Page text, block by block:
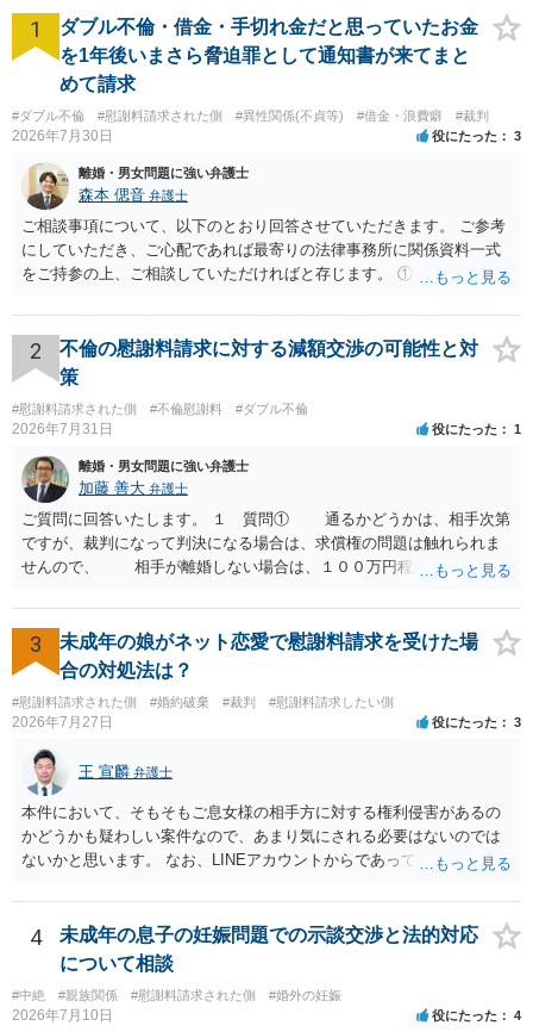
1
ダブル不倫・借金・手切れ金だと思っていたお金
を1年後いまさら脅迫罪として通知書が来てまと
めて請求
#ダブル不倫 #慰謝料請求された側 #異性関係(不貞等) #借金・浪費癖 #裁判
2026年7月30日 役にたった 3
離婚・男女問題に強い弁護士
森本 偲音 弁護士
ご相談事項について、以下のとおり回答させていただきます。 ご参考
にしていただき、ご心配であれば最寄りの法律事務所に関係資料一式
をご持参の上、ご相談していただければと存じます。 ① このLINEの
される可能性はあるのか ⇒LINEを含む１００万円の貸付に至るまでの
やり取り等の経緯、誓約書の内容等を踏まえて、関係を清算するため
の 金銭であったと評価される可能性はあると考えます。 ② 「今後一
切関与しないなら100万円振り込む」というLINEや誓約書は、裁判上
どの程度証拠価値があるのか ⇒前後のやり取りや誓約書の具体的内容
を見ない限り、具体的な判断はできませんが、一定の証拠価値はある
と考えます。 ③ 借用書があっても、後から100万円を貸付扱いに変更
することは認められるのか。 ⇒おそらく１００万円は不当利得（受け
取る正当な権利がないのに利益を取得した）として返還請求されてい
るものかと推察しますので、 貸金返還ではないかと存じます。 ④ 私
は現在、収入も不安定で貯金もなくリボ払い借金が既に約100万あり。
今年に再婚したが主人はお金に厳しい為、一括で220万円を支払う事は
困難 仮に裁判で敗訴した場合でも、分割払いになる可能性はあります
か。 ⇒判決となり敗訴してしまった場合は、強制執行により不動産等
の財産を差し押さえられ、そこから債権回収が図られることになりま
すが、 和解であれば柔軟な解決が可能ですので、その場合は分割払
いにより支払うことも十分可能です。 ⑤ このような事情であれば、私
は120万円のみ和解交渉を続けるべきでしょうか。 ⇒ご相談者様の認
識を前提にすれば、１００万円も含めて返済する必要はないと考えら
れるため、 120万円のみについて交渉を続けることがベターかと存じ
ます。
2
不倫の慰謝料請求に対する減額交渉の可能性と対
策
#慰謝料請求された側 #不倫慰謝料 #ダブル不倫
2026年7月31日 役にたった 1
離婚・男女問題に強い弁護士
加藤 善大 弁護士
ご質問に回答いたします。 １ 質問① 通るかどうかは、相手次第
ですが、裁判になって判決になる場合は、求償権の問題は触れられま
せんので、 相手が離婚しない場合は、１００万円程度となる可能
するデメリットはありますから（経済的、時間的、精神的負担等）、
反対にご自身が、裁判も辞さずという姿勢を示すことで、プラス
に働く可能性は有り得ます。 交渉で解決する多くの場合は、相手
が弁護士に依頼しているケースで、５０万円以下で合意できる場合は
稀であると思います。 通常は、６０万円から８０万円程度になる
ことが多いというのが私の印象です。 ２ 質問② ご記載の内容が
減額を進めるうえでの交渉材料かと思います。 なお、ご自身が離
婚しないことは、交渉材料にはならないかと思いますので、ご注意く
ださい。 また、相手夫婦の婚姻関係が既に破綻していたことや、
相手女性が結婚しているとは知らなかったと主張することもあります
が、 ケースバイケースですので、ご自身の場合にそれらの主張が
できるかはよくお考え下さい。 ３ 質問③ 違約金を５０万円とす
る旨の交渉をすることが妥当かどうかという基準はありません。
公序良俗に反するような金額では、その条項自体が無効になり得ます
が、 ２００万円でも、５０万円でも、公序良俗に反するほど高額
とはいえないと考えますので、 結局は、妥当かどうかというより
も、ご自身が納得できるかどうかという基準でお考えいただくといい
と思います。 そのうえで、合意できるかは、相手も納得できるか
3
未成年の娘がネット恋愛で慰謝料請求を受けた場
合の対処法は？
#慰謝料請求された側 #婚約破棄 #裁判 #慰謝料請求したい側
2026年7月27日 役にたった 3
王 宣麟 弁護士
本件において、そもそもご息女様の相手方に対する権利侵害があるの
かどうかも疑わしい案件なので、あまり気にされる必要はないのでは
ないかと思います。 なお、LINEアカウントからであっても、そこに紐
るパターンはありえるものの、本件のような精神的損害が発生したと
明確にいえないような案件において開示がなされる可能性も低いので
はないかと推察します。
4
未成年の息子の妊娠問題での示談交渉と法的対応
について相談
#中絶 #親族関係 #慰謝料請求された側 #婚外の妊娠
2026年7月10日 役にたった 4